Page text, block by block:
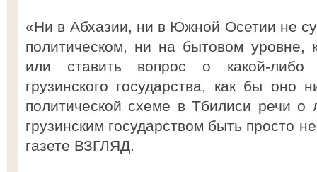
«Ни в Абхазии, ни в Южной Осетии не
политическом, ни на бытовом уровне,
или ставить вопрос о какой-либо
грузинского государства, как бы оно
политической схеме в Тбилиси речи
грузинским государством быть просто
газете ВЗГЛЯД.